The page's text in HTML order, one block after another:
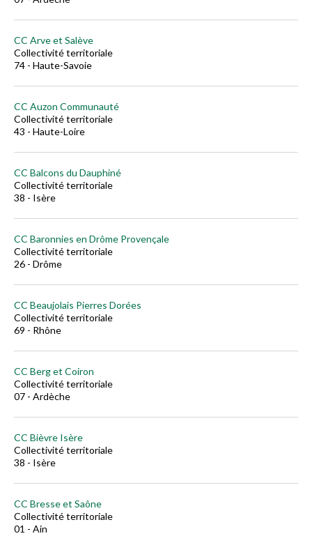
CC Arve et Salève
Collectivité territoriale
74 - Haute-Savoie
CC Auzon Communauté
Collectivité territoriale
43 - Haute-Loire
CC Balcons du Dauphiné
Collectivité territoriale
38 - Isère
CC Baronnies en Drôme Provençale
Collectivité territoriale
26 - Drôme
CC Beaujolais Pierres Dorées
Collectivité territoriale
69 - Rhône
CC Berg et Coiron
Collectivité territoriale
07 - Ardèche
CC Bièvre Isère
Collectivité territoriale
38 - Isère
CC Bresse et Saône
Collectivité territoriale
01 - Ain